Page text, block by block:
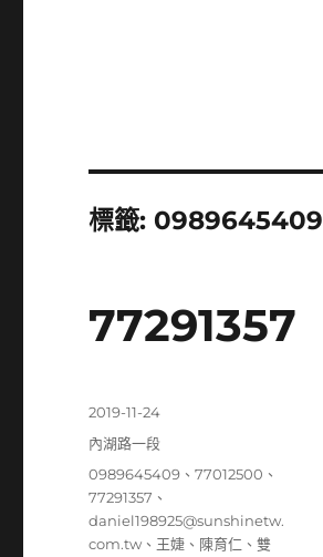
標籤: 0989645409
77291357
發
佈
期:
2019-11-24
分
內湖路一段
標
籤
0989645409 、77012500 、
77291357 、
daniel198925@sunshinetw.
com.tw 、 王婕 、 陳育仁 、雙